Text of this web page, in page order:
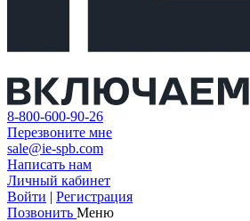
8-800-600-90-26
Перезвоните мне
sale@ie-spb.com
Написать нам
Личный кабинет
Войти | Регистрация
Позвонить Меню